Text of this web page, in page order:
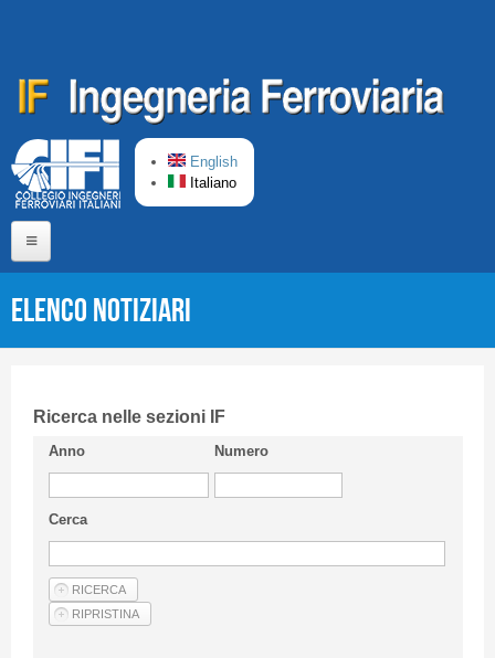
English
Italiano
CIFI in breve
Linee Guida
Privacy Policy
Articoli
Elenco Notiziari
Ricerca nelle sezioni IF
Anno Numero
Cerca